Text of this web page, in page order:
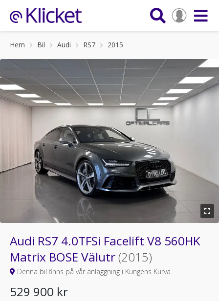
Hem Bil Audi RS7 2015
Audi RS7 4.0TFSi Facelift V8 560HK
Matrix BOSE Välutr(2015)
Denna bil finns på vår anläggning i Kungens Kurva
529 900 kr